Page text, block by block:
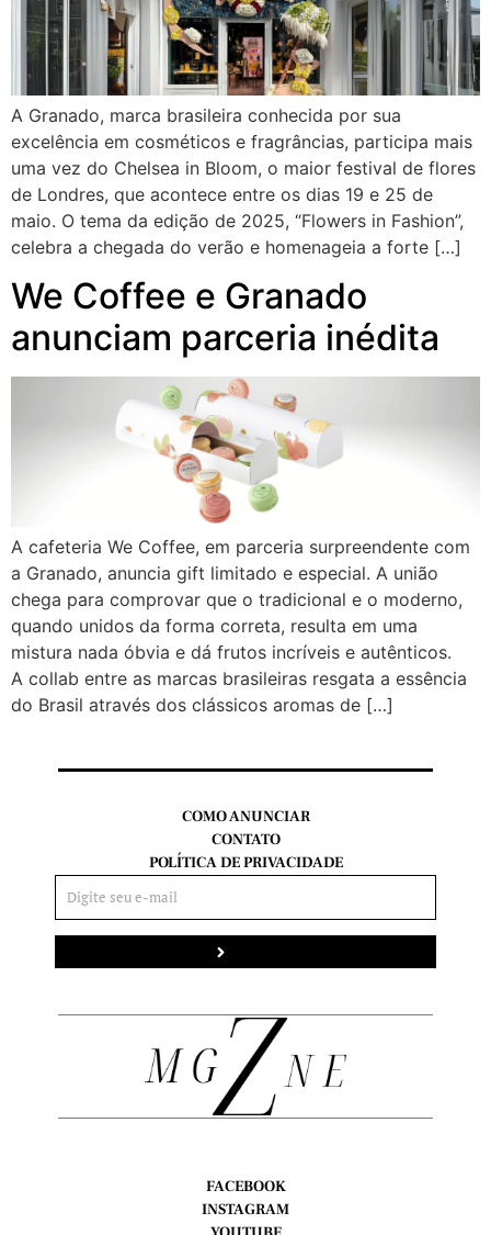
A Granado, marca brasileira conhecida por sua
excelência em cosméticos e fragrâncias, participa mais
uma vez do Chelsea in Bloom, o maior festival de flores
de Londres, que acontece entre os dias 19 e 25 de
maio. O tema da edição de 2025, “Flowers in Fashion”,
celebra a chegada do verão e homenageia a forte […]
We Coffee e Granado
anunciam parceria inédita
A cafeteria We Coffee, em parceria surpreendente com
a Granado, anuncia gift limitado e especial. A união
chega para comprovar que o tradicional e o moderno,
quando unidos da forma correta, resulta em uma
mistura nada óbvia e dá frutos incríveis e autênticos.
A collab entre as marcas brasileiras resgata a essência
do Brasil através dos clássicos aromas de […]
FACEBOOK
INSTAGRAM
COMO ANUNCIAR
CONTATO
POLÍTICA DE PRIVACIDADE